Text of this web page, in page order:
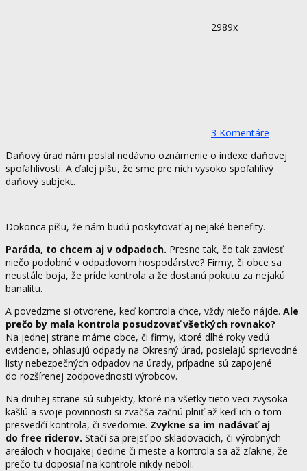
2989x
3 Komentáre
Daňový úrad nám poslal nedávno oznámenie o indexe daňovej
spoľahlivosti. A ďalej píšu, že sme pre nich vysoko spoľahlivý
daňový subjekt.
Dokonca píšu, že nám budú poskytovať aj nejaké benefity.
Paráda, to chcem aj v odpadoch. Presne tak, čo tak zaviesť
niečo podobné v odpadovom hospodárstve? Firmy, či obce sa
neustále boja, že príde kontrola a že dostanú pokutu za nejakú
banalitu.
A povedzme si otvorene, keď kontrola chce, vždy niečo nájde. Ale
prečo by mala kontrola posudzovať všetkých rovnako?
Na jednej strane máme obce, či firmy, ktoré dlhé roky vedú
evidencie, ohlasujú odpady na Okresný úrad, posielajú sprievodné
listy nebezpečných odpadov na úrady, prípadne sú zapojené
do rozšírenej zodpovednosti výrobcov.
Na druhej strane sú subjekty, ktoré na všetky tieto veci zvysoka
kašlú a svoje povinnosti si zväčša začnú plniť až keď ich o tom
presvedčí kontrola, či svedomie. Zvykne sa im nadávať aj
do free riderov. Stačí sa prejsť po skladovacích, či výrobných
areáloch v hocijakej dedine či meste a kontrola sa až zľakne, že
prečo tu doposiaľ na kontrole nikdy neboli.